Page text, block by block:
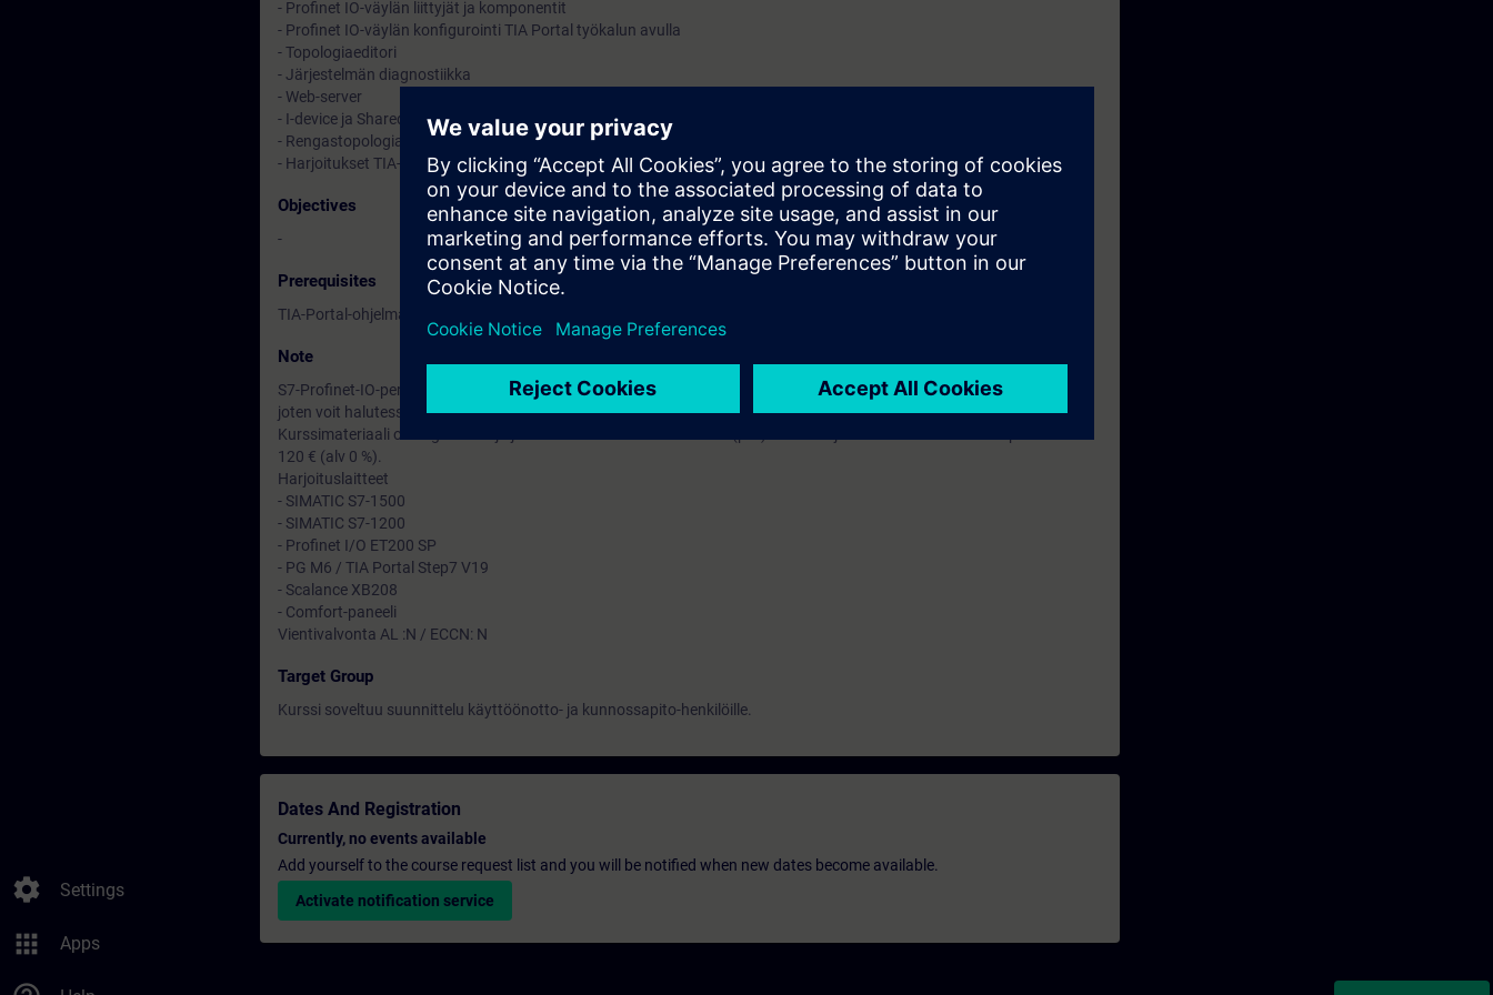
settings Settings
apps Apps
- Profinet IO-väylän liittyjät ja komponentit
- Profinet IO-väylän konfigurointi TIA Portal työkalun avulla
- Topologiaeditori
- Järjestelmän diagnostiikka
- Web-server
- I-device ja Shared device
- Rengastopologia (MRP-protokolla)
- Harjoitukset TIA-Portal ja S7-1500
Objectives
-
Prerequisites
TIA-Portal-ohjelman ja S7-1500-tuntemus.
Note
S7-Profinet-IO-peruskurssi, TIA-Profinet ja Profinet WLAN kurssit järjestetään samoilla viikoilla peräkkäisinä päivinä,
joten voit halutessi laajentaa profinet osaamistasi kerralla useammalla kurssilla.
Kurssimateriaali on englanniksi ja jaetaan sähköisessä muodossa (pdf). Osallistuja voi tilata tulostetun mapin hintaan
120 € (alv 0 %).
Harjoituslaitteet
- SIMATIC S7-1500
- SIMATIC S7-1200
- Profinet I/O ET200 SP
- PG M6 / TIA Portal Step7 V19
- Scalance XB208
- Comfort-paneeli
Vientivalvonta AL :N / ECCN: N
Target Group
Kurssi soveltuu suunnittelu käyttöönotto- ja kunnossapito-henkilöille.
Dates And Registration
Currently, no events available
Add yourself to the course request list and you will be notified when new dates become available.
Activate notification service